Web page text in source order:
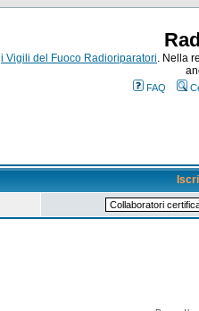
i Vigili del Fuoco Radioriparatori. Nella
FAQ